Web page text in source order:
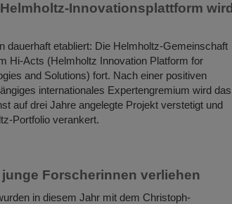
Innovationsplattform wird
dauerhaft etabliert: Die Helmholtz-Gemeinschaft
Hi-Acts (Helmholtz Innovation Platform for
and Solutions) fort. Nach einer positiven
internationales Expertengremium wird das
auf drei Jahre angelegte Projekt verstetigt und
Portfolio verankert.
Forscherinnen verliehen
in diesem Jahr mit dem Christoph-